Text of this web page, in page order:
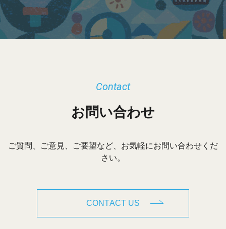
ブ
お問い合わせ
Contact
ご質問、ご意見、ご要望など、お気軽にお問い合わせくだ
さい。
CONTACT US